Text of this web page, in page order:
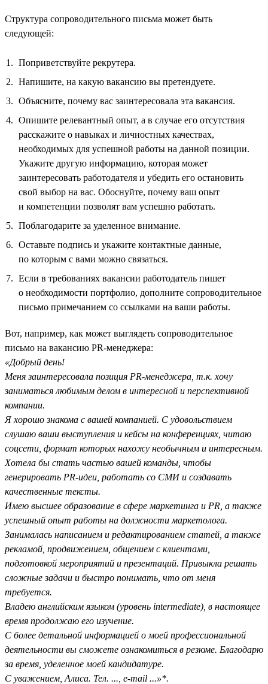
Структура сопроводительного письма может быть
следующей:
Поприветствуйте рекрутера.
Напишите, на какую вакансию вы претендуете.
Объясните, почему вас заинтересовала эта вакансия.
Опишите релевантный опыт, а в случае его отсутствия
расскажите о навыках и личностных качествах,
необходимых для успешной работы на данной позиции.
Укажите другую информацию, которая может
заинтересовать работодателя и убедить его остановить
свой выбор на вас. Обоснуйте, почему ваш опыт
и компетенции позволят вам успешно работать.
Поблагодарите за уделенное внимание.
Оставьте подпись и укажите контактные данные,
по которым с вами можно связаться.
Если в требованиях вакансии работодатель пишет
о необходимости портфолио, дополните сопроводительное
письмо примечанием со ссылками на ваши работы.
Вот, например, как может выглядеть сопроводительное
письмо на вакансию PR-менеджера:
«Добрый день!
Меня заинтересовала позиция PR-менеджера, т.к. хочу
заниматься любимым делом в интересной и перспективной
компании.
Я хорошо знакома с вашей компанией. С удовольствием
слушаю ваши выступления и кейсы на конференциях, читаю
соцсети, формат которых нахожу необычным и интересным.
Хотела бы стать частью вашей команды, чтобы
генерировать PR-идеи, работать со СМИ и создавать
качественные тексты.
Имею высшее образование в сфере маркетинга и PR, а также
успешный опыт работы на должности маркетолога.
Занималась написанием и редактированием статей, а также
рекламой, продвижением, общением с клиентами,
подготовкой мероприятий и презентаций. Привыкла решать
сложные задачи и быстро понимать, что от меня
требуется.
Владею английским языком (уровень intermediate), в настоящее
время продолжаю его изучение.
С более детальной информацией о моей профессиональной
деятельности вы сможете ознакомиться в резюме. Благодарю
за время, уделенное моей кандидатуре.
С уважением, Алиса. Тел. ..., e-mail ...»*.